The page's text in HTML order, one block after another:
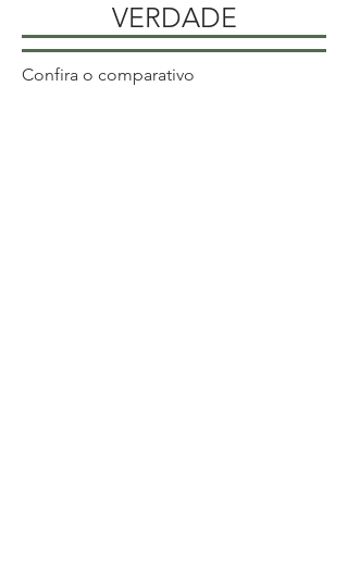
VERDADE
Confira o comparativo